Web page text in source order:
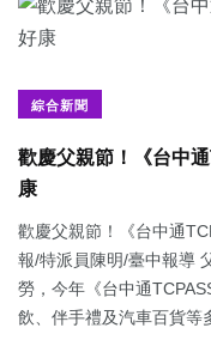
綜合新聞
歡慶父親節！《台中
康
歡慶父親節！《台中通
報/特派員陳明/臺中報導
勞，今年《台中通
飲、伴手禮及汽車百貨等